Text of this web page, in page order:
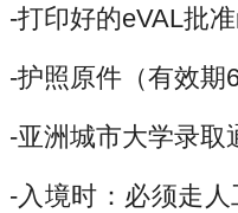
-打印好的eVAL批
-护照原件（有效期
-亚洲城市大学录取
-入境时：必须走